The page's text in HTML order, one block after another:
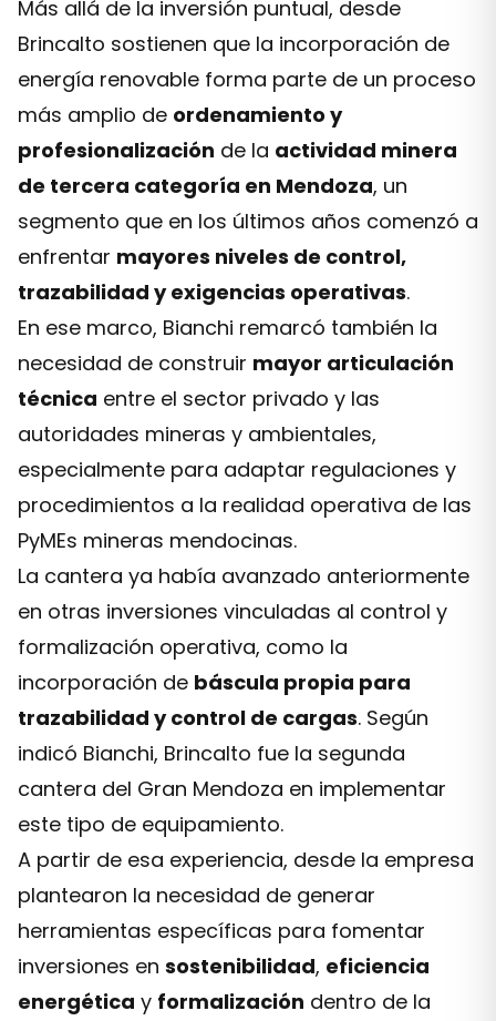
Más allá de la inversión puntual, desde
Brincalto sostienen que la incorporación de
energía renovable forma parte de un proceso
más amplio de ordenamiento y
profesionalización de la actividad minera
de tercera categoría en Mendoza, un
segmento que en los últimos años comenzó a
enfrentar mayores niveles de control,
trazabilidad y exigencias operativas.
En ese marco, Bianchi remarcó también la
necesidad de construir mayor articulación
técnica entre el sector privado y las
autoridades mineras y ambientales,
especialmente para adaptar regulaciones y
procedimientos a la realidad operativa de las
PyMEs mineras mendocinas.
La cantera ya había avanzado anteriormente
en otras inversiones vinculadas al control y
formalización operativa, como la
incorporación de báscula propia para
trazabilidad y control de cargas. Según
indicó Bianchi, Brincalto fue la segunda
cantera del Gran Mendoza en implementar
este tipo de equipamiento.
A partir de esa experiencia, desde la empresa
plantearon la necesidad de generar
herramientas específicas para fomentar
inversiones en sostenibilidad, eficiencia
energética y formalización dentro de la